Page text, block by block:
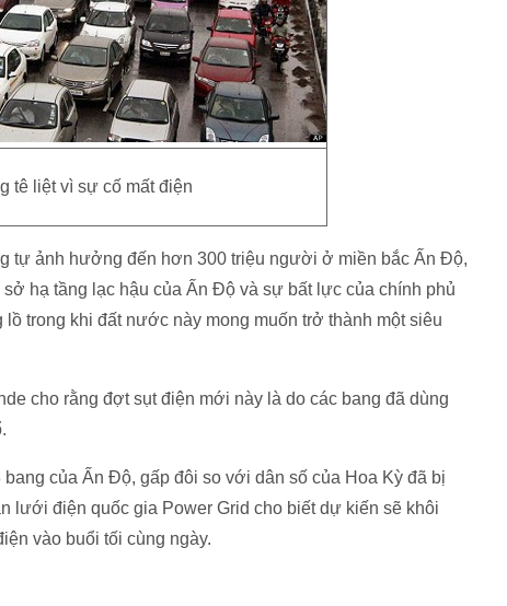
tê liệt vì sự cố mất điện
tự ảnh hưởng đến hơn 300 triệu người ở miền bắc Ấn Độ,
hạ tầng lạc hậu của Ấn Độ và sự bất lực của chính phủ
trong khi đất nước này mong muốn trở thành một siêu
cho rằng đợt sụt điện mới này là do các bang đã dùng
của Ấn Độ, gấp đôi so với dân số của Hoa Kỳ đã bị
lưới điện quốc gia Power Grid cho biết dự kiến sẽ khôi
vào buổi tối cùng ngày.